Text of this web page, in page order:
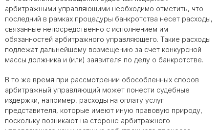
арбитражными управляющими необходимо отметить, что
последний в рамках процедуры банкротства несет расходы,
связанные непосредственно с исполнением им
обязанностей арбитражного управляющего. Такие расходы
подлежат дальнейшему возмещению за счет конкурсной
массы должника и (или) заявителя по делу о банкротстве.
В то же время при рассмотрении обособленных споров
арбитражный управляющий может понести судебные
издержки, например, расходы на оплату услуг
представителя, которые имеют иную правовую природу,
поскольку возникают на стороне арбитражного